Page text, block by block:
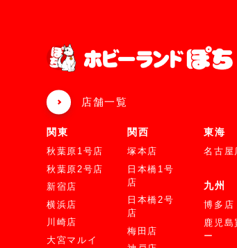
店舗一覧
関東
秋葉原1号店
秋葉原2号店
新宿店
横浜店
川崎店
大宮マルイ
関西
塚本店
日本橋1号
店
日本橋2号
店
梅田店
東海
名古屋
九州
博多店
鹿児島
ー